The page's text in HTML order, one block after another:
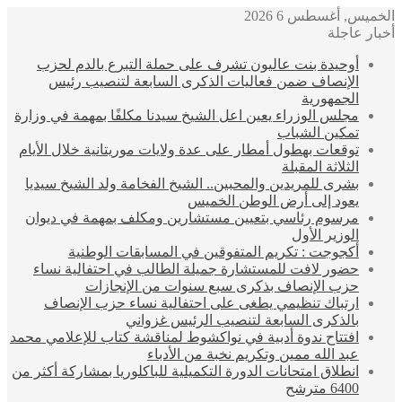
أغسطس 6 2026
عاجلة
أوحيدة بنت عاليون تشرف على حملة التبرع بالدم لحزب
الإنصاف ضمن فعاليات الذكرى السابعة لتنصيب رئيس
الجمهورية
مجلس الوزراء يعين اعل الشيخ سيدنا مكلفًا بمهمة في وزارة
تمكين الشباب
توقعات بهطول أمطار على عدة ولايات موريتانية خلال الأيام
الثلاثة المقبلة
بشرى للمريدين والمحبين.. الشيخ الفخامة ولد الشيخ سيديا
يعود إلى أرض الوطن الخميس
مرسوم رئاسي بتعيين مستشارين ومكلف بمهمة في ديوان
الوزير الأول
أكجوجت : تكريم المتفوقين في المسابقات الوطنية
حضور لافت للمستشارة جميلة الطالب في احتفالية نساء
حزب الإنصاف بذكرى سبع سنوات من الإنجازات
ارتباك تنظيمي يطغى على احتفالية نساء حزب الإنصاف
بالذكرى السابعة لتنصيب الرئيس غزواني
افتتاح ندوة أدبية في نواكشوط لمناقشة كتاب للإعلامي محمد
عبد الله ممين وتكريم نخبة من الأدباء
انطلاق امتحانات الدورة التكميلية للباكلوريا بمشاركة أكثر من
6400 مترشح